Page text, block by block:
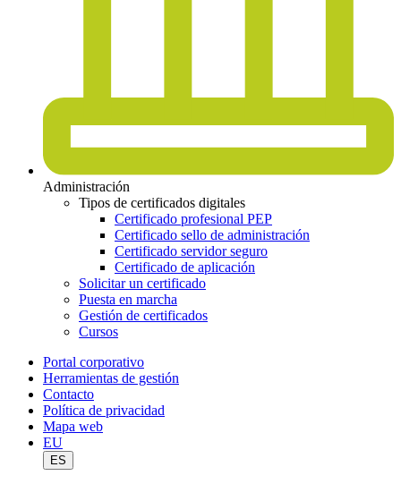
Administración
Tipos de certificados digitales
Certificado profesional PEP
Certificado sello de administración
Certificado servidor seguro
Certificado de aplicación
Solicitar un certificado
Puesta en marcha
Gestión de certificados
Cursos
Portal corporativo
Herramientas de gestión
Contacto
Política de privacidad
Mapa web
EU
ES